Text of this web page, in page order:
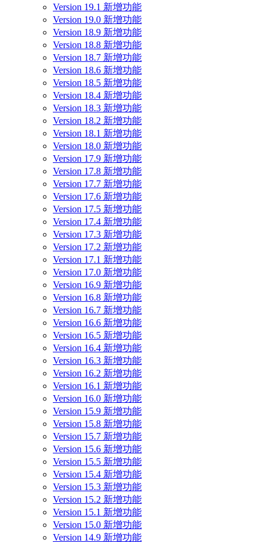
Version 19.1 新增功能
Version 19.0 新增功能
Version 18.9 新增功能
Version 18.8 新增功能
Version 18.7 新增功能
Version 18.6 新增功能
Version 18.5 新增功能
Version 18.4 新增功能
Version 18.3 新增功能
Version 18.2 新增功能
Version 18.1 新增功能
Version 18.0 新增功能
Version 17.9 新增功能
Version 17.8 新增功能
Version 17.7 新增功能
Version 17.6 新增功能
Version 17.5 新增功能
Version 17.4 新增功能
Version 17.3 新增功能
Version 17.2 新增功能
Version 17.1 新增功能
Version 17.0 新增功能
Version 16.9 新增功能
Version 16.8 新增功能
Version 16.7 新增功能
Version 16.6 新增功能
Version 16.5 新增功能
Version 16.4 新增功能
Version 16.3 新增功能
Version 16.2 新增功能
Version 16.1 新增功能
Version 16.0 新增功能
Version 15.9 新增功能
Version 15.8 新增功能
Version 15.7 新增功能
Version 15.6 新增功能
Version 15.5 新增功能
Version 15.4 新增功能
Version 15.3 新增功能
Version 15.2 新增功能
Version 15.1 新增功能
Version 15.0 新增功能
Version 14.9 新增功能